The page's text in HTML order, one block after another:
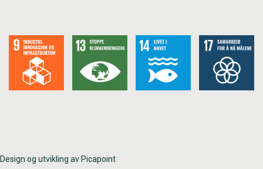
Design og utvikling av Picapoint